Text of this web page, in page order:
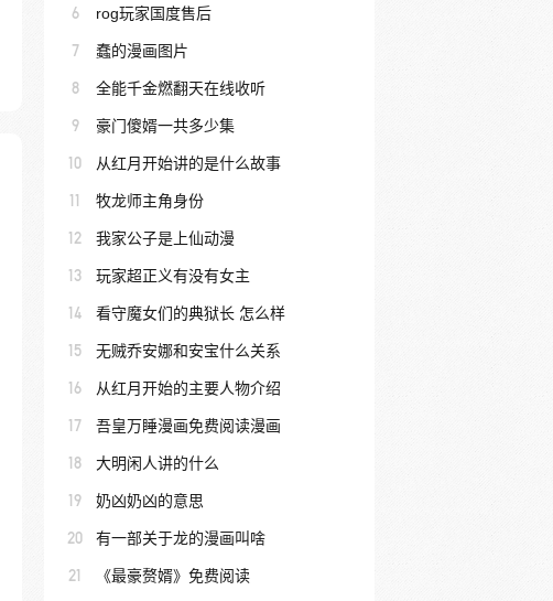
6 rog玩家国度售后
7 蠢的漫画图片
8 全能千金燃翻天在线收听
9 豪门傻婿一共多少集
10 从红月开始讲的是什么故事
11 牧龙师主角身份
12 我家公子是上仙动漫
13 玩家超正义有没有女主
14 看守魔女们的典狱长 怎么样
15 无贼乔安娜和安宝什么关系
16 从红月开始的主要人物介绍
17 吾皇万睡漫画免费阅读漫画
18 大明闲人讲的什么
19 奶凶奶凶的意思
20 有一部关于龙的漫画叫啥
21 《最豪赘婿》免费阅读